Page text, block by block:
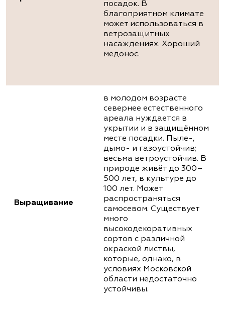
посадок. В
благоприятном климате
может использоваться в
ветрозащитных
насаждениях. Хороший
медонос.
Выращивание
в молодом возрасте
севернее естественного
ареала нуждается в
укрытии и в защищённом
месте посадки. Пыле-,
дымо- и газоустойчив;
весьма ветроустойчив. В
природе живёт до 300–
500 лет, в культуре до
100 лет. Может
распространяться
самосевом. Существует
много
высокодекоративных
сортов с различной
окраской листвы,
которые, однако, в
условиях Московской
области недостаточно
устойчивы.